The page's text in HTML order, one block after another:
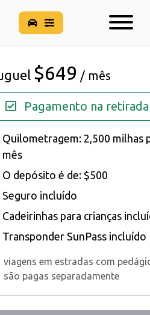
$649 / mês
Pagamento na retirada
Quilometragem: 2,500 milhas
mês
O depósito é de: $500
Seguro incluído
Cadeirinhas para crianças
Transponder SunPass incluído
viagens em estradas com
são pagas separadamente